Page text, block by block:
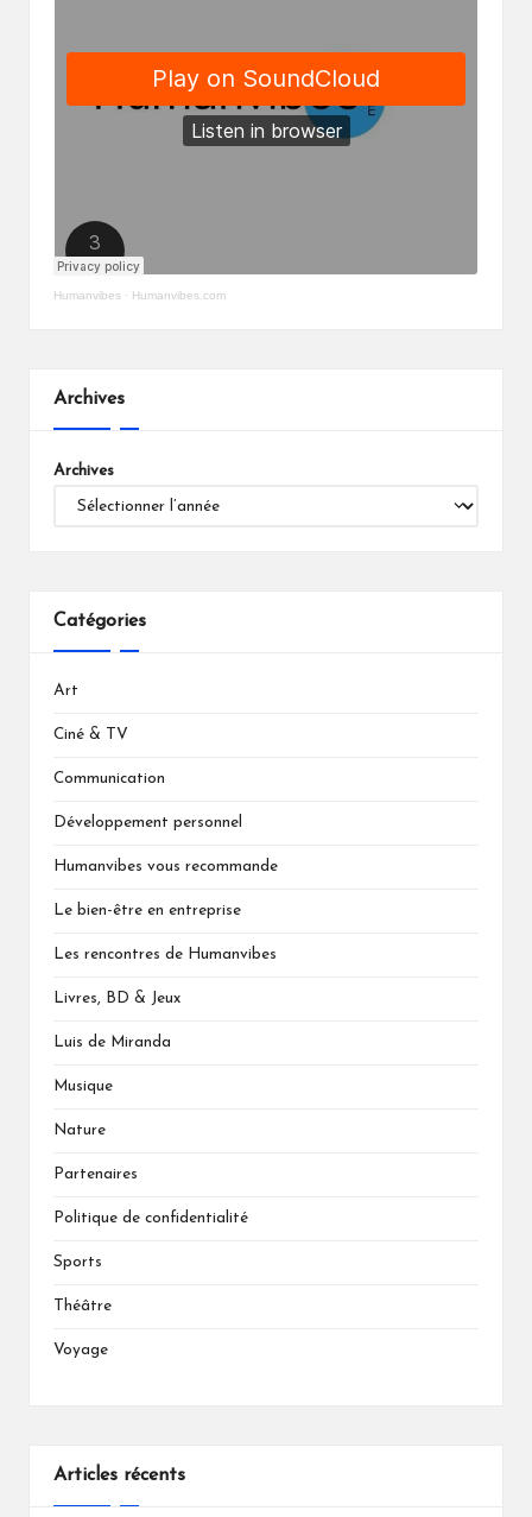
Humanvibes · Humanvibes.com
Archives
Archives
Catégories
Art
Ciné & TV
Communication
Développement personnel
Humanvibes vous recommande
Le bien-être en entreprise
Les rencontres de Humanvibes
Livres, BD & Jeux
Luis de Miranda
Musique
Nature
Partenaires
Politique de confidentialité
Sports
Théâtre
Voyage
Articles récents